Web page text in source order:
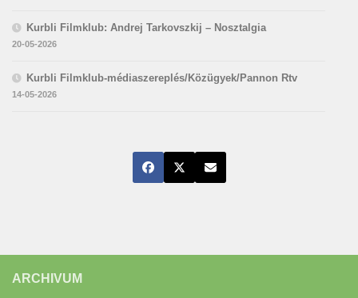
Kurbli Filmklub: Andrej Tarkovszkij – Nosztalgia
20-05-2026
Kurbli Filmklub-médiaszereplés/Közügyek/Pannon Rtv
14-05-2026
ARCHIVUM